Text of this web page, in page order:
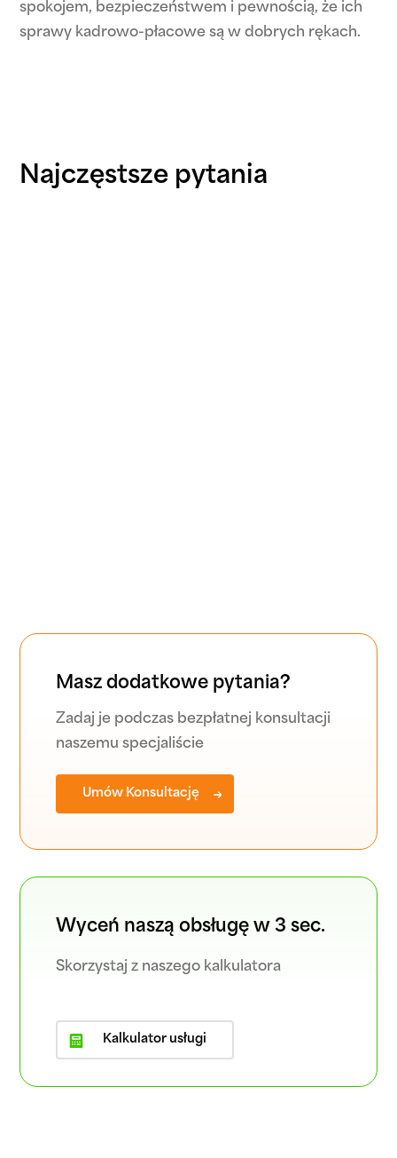
spokojem, bezpieczeństwem i pewnością, że ich
sprawy kadrowo-płacowe są w dobrych rękach.
Najczęstsze pytania
Masz dodatkowe pytania?
Zadaj je podczas bezpłatnej konsultacji
naszemu specjaliście
Umów Konsultację
Wyceń naszą obsługę w 3 sec.
Skorzystaj z naszego kalkulatora
Kalkulator usługi